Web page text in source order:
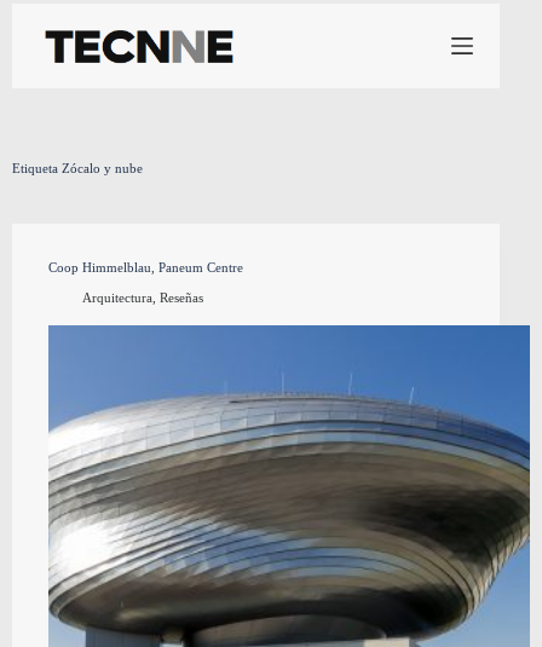
contenido
Etiqueta Zócalo y nube
Coop Himmelblau, Paneum Centre
Arquitectura, Reseñas